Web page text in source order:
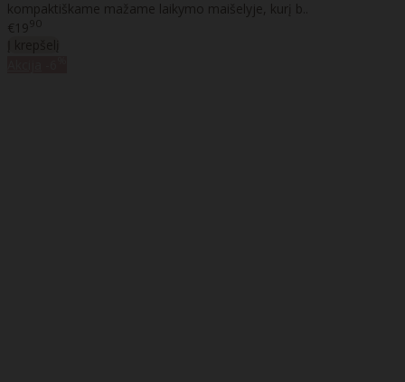
kompaktiškame mažame laikymo maišelyje, kurį b..
€1990